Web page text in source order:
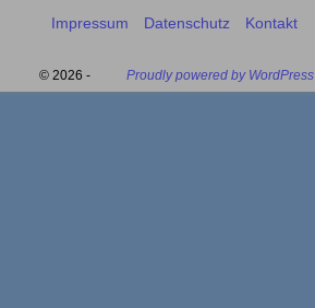
Impressum Datenschutz Kontakt
© 2026 - Proudly powered by WordPress